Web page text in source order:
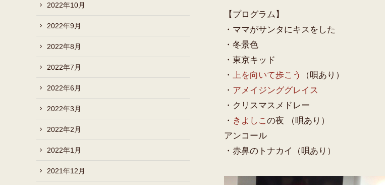
【プログラム】
・ママがサンタにキスをした
・冬景色
・東京キッド
・
上を向いて歩こう
（唄あり）
・ アメイジンググレイス
・クリスマスメドレー
・ きよしこ の夜 （唄あり）
アンコール
・赤鼻のトナカイ（唄あり）
2022年10月
2022年9月
2022年8月
2022年7月
2022年6月
2022年3月
2022年2月
2022年1月
2021年12月